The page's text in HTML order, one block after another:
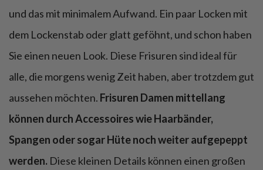
und das mit minimalem Aufwand. Ein paar Locken mit
dem Lockenstab oder glatt geföhnt, und schon haben
Sie einen neuen Look. Diese Frisuren sind ideal für
alle, die morgens wenig Zeit haben, aber trotzdem gut
aussehen möchten. Frisuren Damen mittellang
können durch Accessoires wie Haarbänder,
Spangen oder sogar Hüte noch weiter aufgepeppt
werden. Diese kleinen Details können einen großen